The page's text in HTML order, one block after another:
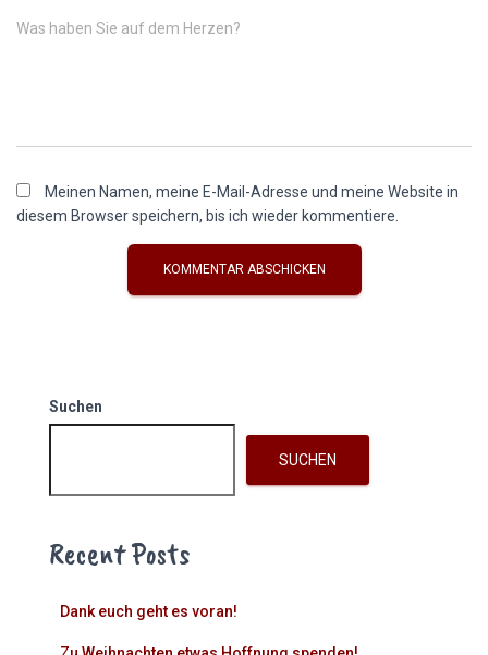
Was haben Sie auf dem Herzen?
Meinen Namen, meine E-Mail-Adresse und meine Website in
diesem Browser speichern, bis ich wieder kommentiere.
Suchen
SUCHEN
Recent Posts
Dank euch geht es voran!